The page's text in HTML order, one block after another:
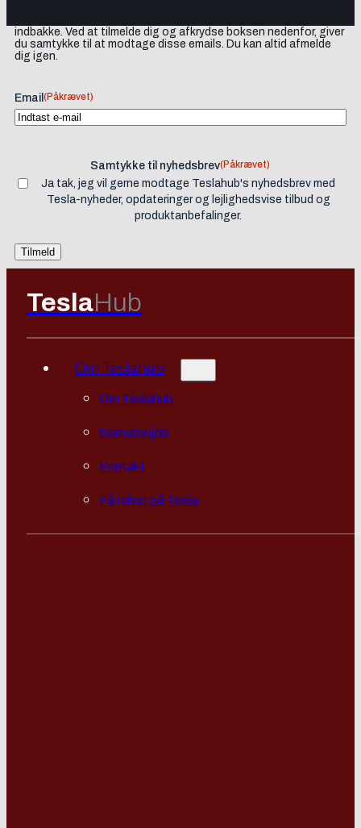
indbakke. Ved at tilmelde dig og afkrydse boksen nedenfor, giver
du samtykke til at modtage disse emails. Du kan altid afmelde
dig igen.
Email (Påkrævet)
Samtykke til nyhedsbrev(Påkrævet)
Ja tak, jeg vil gerne modtage Teslahub's nyhedsbrev med
Tesla-nyheder, opdateringer og lejlighedsvise tilbud og
produktanbefalinger.
TeslaHub
Om Teslahub
Om Teslahub
Samarbejde
Kontakt
Få rabat på Tesla